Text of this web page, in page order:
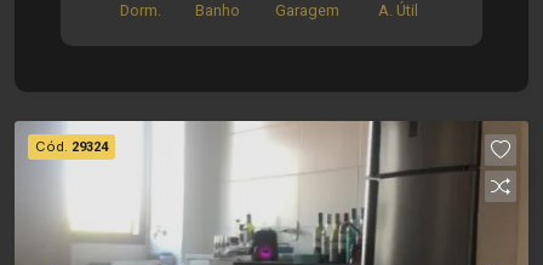
Dimensões: - 49,00m² área útil Investimento de
Venda: R$ 170.000,00 Obs.: a imobiliária se
seus imóveis, sem aviso prévio.
Dorm. Banho Garagem A. Útil
Cód. 29324